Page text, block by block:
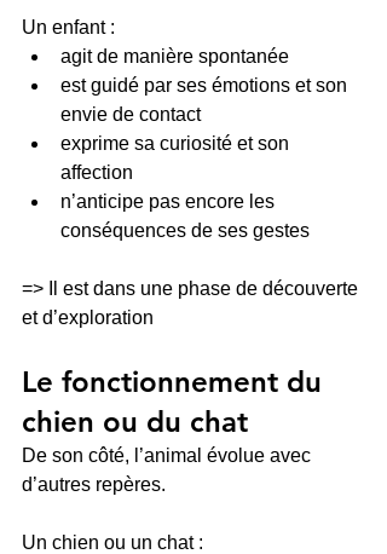
Un enfant :
agit de manière spontanée
est guidé par ses émotions et son
envie de contact
exprime sa curiosité et son
affection
n’anticipe pas encore les
conséquences de ses gestes
=> Il est dans une phase de découverte
et d’exploration
Le fonctionnement du
chien ou du chat
De son côté, l’animal évolue avec
d’autres repères.
Un chien ou un chat :